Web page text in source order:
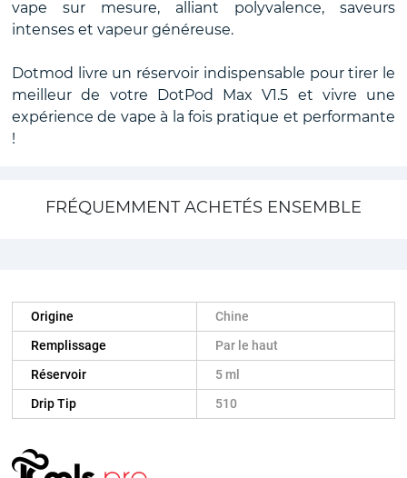
vape sur mesure, alliant polyvalence, saveurs
intenses et vapeur généreuse.
Dotmod livre un réservoir indispensable pour tirer le
meilleur de votre DotPod Max V1.5 et vivre une
expérience de vape à la fois pratique et performante
!
FRÉQUEMMENT ACHETÉS ENSEMBLE
Origine
Chine
Remplissage
Par le haut
Réservoir
5 ml
Drip Tip
510